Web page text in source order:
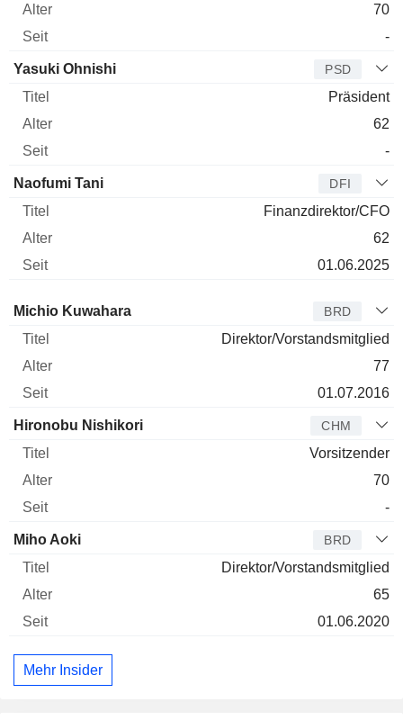
70
-
Yasuki Ohnishi PSD
Präsident
62
-
Naofumi Tani DFI
Finanzdirektor/CFO
62
01.06.2025
Verwaltungsratsmitglied
Michio Kuwahara BRD
Direktor/Vorstandsmitglied
77
01.07.2016
Hironobu Nishikori CHM
Vorsitzender
70
-
Miho Aoki BRD
Direktor/Vorstandsmitglied
65
01.06.2020
Mehr Insider